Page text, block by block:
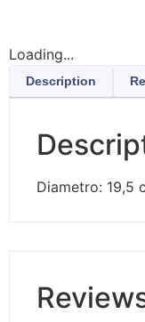
Loading...
Description
Diametro: 19,5